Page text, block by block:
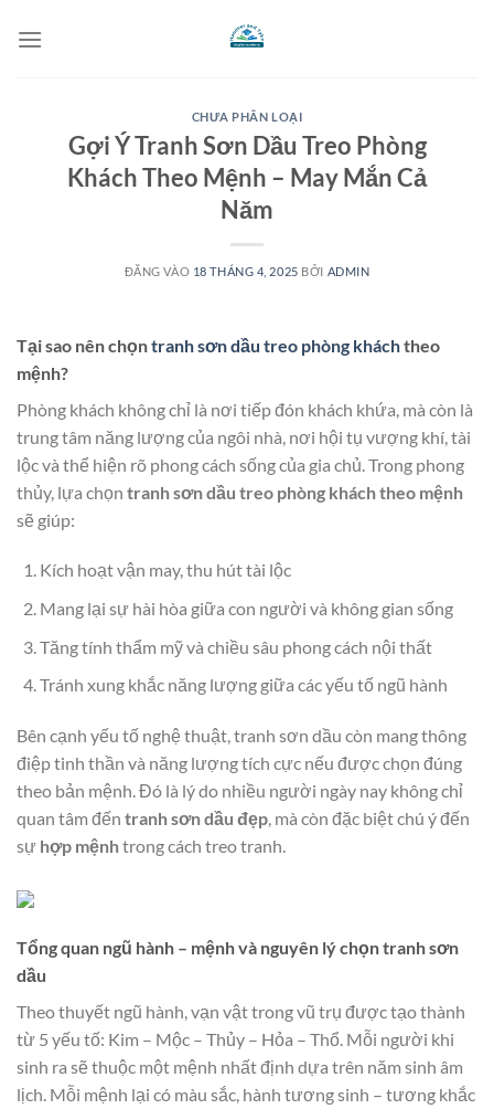
qua
CHƯA PHÂN LOẠI
Gợi Ý Tranh Sơn Dầu Treo Phòng
Khách Theo Mệnh – May Mắn Cả
Năm
ĐĂNG VÀO 18 THÁNG 4, 2025 BỞI ADMIN
Tại sao nên chọntranh sơn dầu treo phòng kháchtheo
mệnh?
Phòng khách không chỉ là nơi tiếp đón khách khứa, mà còn là
trung tâm năng lượng của ngôi nhà, nơi hội tụ vượng khí, tài
lộc và thể hiện rõ phong cách sống của gia chủ. Trong phong
thủy, lựa chọn tranh sơn dầu treo phòng khách theo mệnh
sẽ giúp:
Kích hoạt vận may, thu hút tài lộc
Mang lại sự hài hòa giữa con người và không gian sống
Tăng tính thẩm mỹ và chiều sâu phong cách nội thất
Tránh xung khắc năng lượng giữa các yếu tố ngũ hành
Bên cạnh yếu tố nghệ thuật, tranh sơn dầu còn mang thông
điệp tinh thần và năng lượng tích cực nếu được chọn đúng
theo bản mệnh. Đó là lý do nhiều người ngày nay không chỉ
quan tâm đến tranh sơn dầu đẹp, mà còn đặc biệt chú ý đến
sự hợp mệnhtrong cách treo tranh.
Tổng quan ngũ hành – mệnh và nguyên lý chọn tranh sơn
dầu
Theo thuyết ngũ hành, vạn vật trong vũ trụ được tạo thành
từ 5 yếu tố: Kim – Mộc – Thủy – Hỏa – Thổ. Mỗi người khi
sinh ra sẽ thuộc một mệnh nhất định dựa trên năm sinh âm
lịch. Mỗi mệnh lại có màu sắc, hành tương sinh – tương khắc